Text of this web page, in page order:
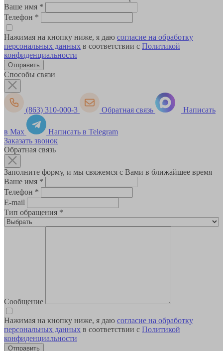
Ваше имя *
Телефон *
Нажимая на кнопку ниже, я даю согласие на обработку
персональных данных в соответствии с Политикой
конфиденциальности
Способы связи
(863) 310-000-3 Обратная связь Написать
в Max
Написать в Telegram
Заказать звонок
Обратная связь
Заполните форму, и мы свяжемся с Вами в ближайшее время
Ваше имя *
Телефон *
E-mail
Тип обращения *
Сообщение
Нажимая на кнопку ниже, я даю согласие на обработку
персональных данных в соответствии с Политикой
конфиденциальности